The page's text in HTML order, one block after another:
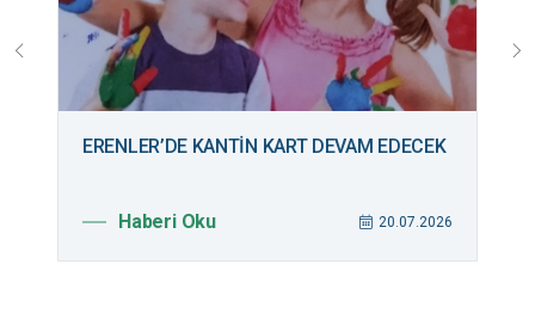
ERENLER’DE KANTİN KART DEVAM EDECEK
Haberi Oku 20.07.2026